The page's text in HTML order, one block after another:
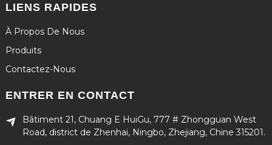
LIENS RAPIDES
À Propos De Nous
Produits
Contactez-Nous
ENTRER EN CONTACT
Bâtiment 21, Chuang E HuiGu, 777 # Zhongguan West
Road, district de Zhenhai, Ningbo, Zhejiang, Chine 315201.